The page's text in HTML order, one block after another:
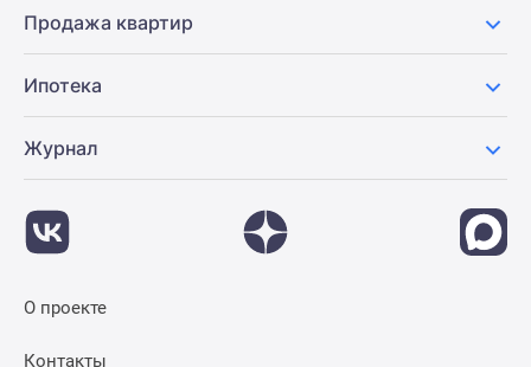
Продажа квартир
Ипотека
Журнал
О проекте
Контакты